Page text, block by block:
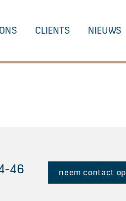
CLIENTS NIEUWS
46 neem contact op